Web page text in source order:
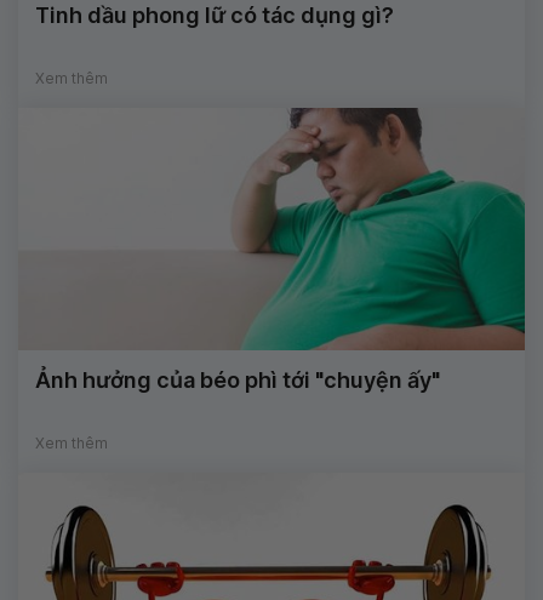
Tinh dầu phong lữ có tác dụng gì?
Xem thêm
Ảnh hưởng của béo phì tới "chuyện ấy"
Xem thêm